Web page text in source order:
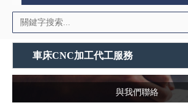
車床CNC加工代工服務
與我們聯絡